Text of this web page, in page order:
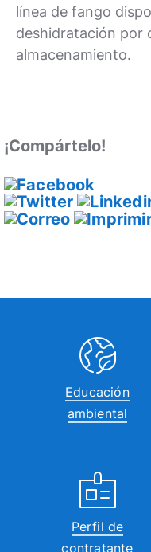
línea de fango
deshidratación por
almacenamiento.
¡Compártelo!
Educación
ambiental
Perfil de
contratante